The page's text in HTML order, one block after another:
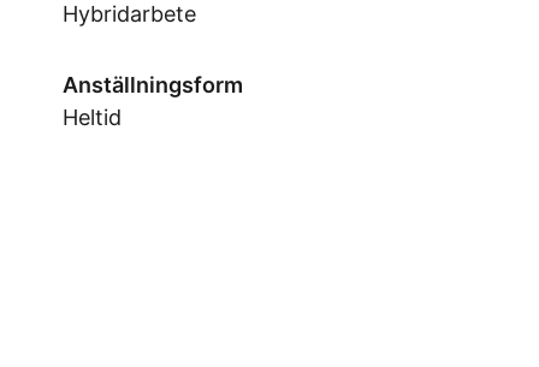
Hybridarbete
Anställningsform
Heltid